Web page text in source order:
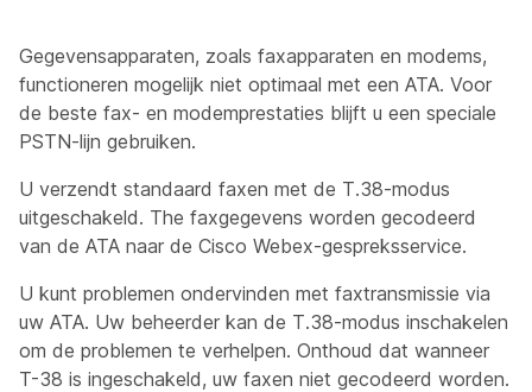
Gegevensapparaten, zoals faxapparaten en modems,
functioneren mogelijk niet optimaal met een ATA. Voor
de beste fax- en modemprestaties blijft u een speciale
PSTN-lijn gebruiken.
U verzendt standaard faxen met de T.38-modus
uitgeschakeld. The faxgegevens worden gecodeerd
van de ATA naar de Cisco Webex-gespreksservice.
U kunt problemen ondervinden met faxtransmissie via
uw ATA. Uw beheerder kan de T.38-modus inschakelen
om de problemen te verhelpen. Onthoud dat wanneer
T-38 is ingeschakeld, uw faxen niet gecodeerd worden.